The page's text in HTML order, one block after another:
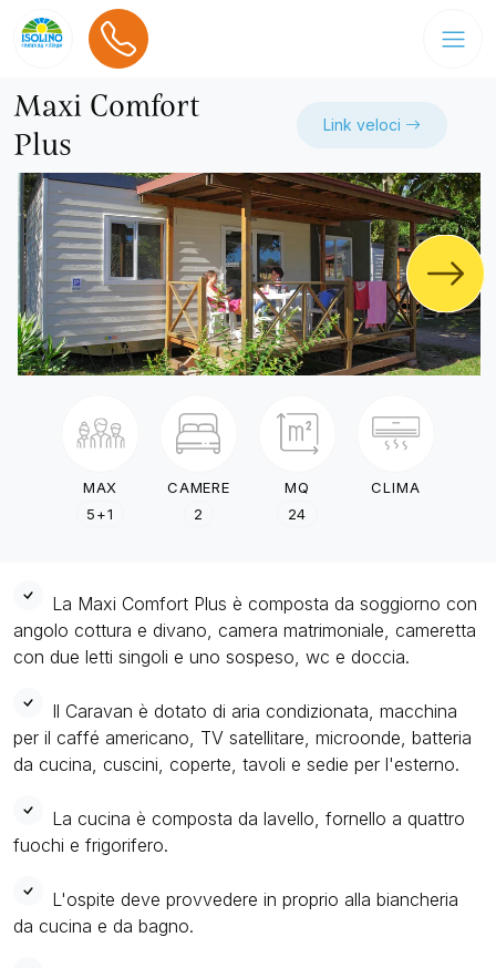
Maxi Comfort
Plus
Link veloci
MAX
5+1
CAMERE
2
MQ
24
CLIMA
La Maxi Comfort Plus è composta da soggiorno con
angolo cottura e divano, camera matrimoniale, cameretta
con due letti singoli e uno sospeso, wc e doccia.
Il Caravan è dotato di aria condizionata, macchina
per il caffé americano, TV satellitare, microonde, batteria
da cucina, cuscini, coperte, tavoli e sedie per l'esterno.
La cucina è composta da lavello, fornello a quattro
fuochi e frigorifero.
L'ospite deve provvedere in proprio alla biancheria
da cucina e da bagno.